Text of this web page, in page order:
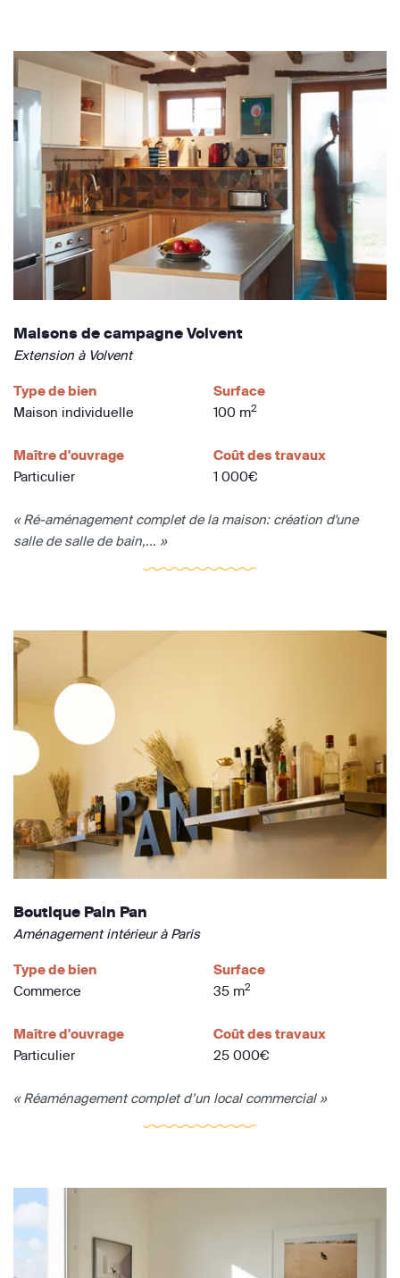
Maisons de campagne Volvent
Extension à Volvent
Type de bien
Maison individuelle
Surface
100 m2
Maître d'ouvrage
Particulier
Coût des travaux
1 000€
« Ré-aménagement complet de la maison: création d'une
salle de salle de bain,... »
Boutique Pain Pan
Aménagement intérieur à Paris
Type de bien
Commerce
Surface
35 m2
Maître d'ouvrage
Particulier
Coût des travaux
25 000€
« Réaménagement complet d’un local commercial »